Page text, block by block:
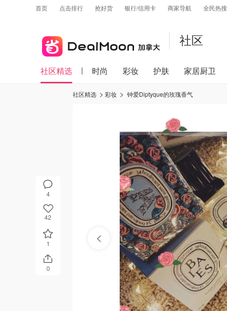
首页 点击排行 抢好货 银行/信用卡 商家导航 全民热搜
社区
社区精选 时尚 彩妆 护肤 家居厨卫
4
42
1
0
社区精选 彩妆 钟爱Diptyque的玫瑰香气